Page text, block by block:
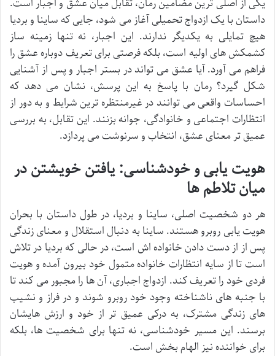
یکی از اصلی ترین مضامین رمان، تقابل میان عشق و اجبار است.
داستان با یک ازدواج تحمیلی آغاز می شود، جایی که ساینا و بردیا
هیچ تمایلی به یکدیگر ندارند. این اجبار، نه تنها زمینه ساز
کشمکش های اولیه است، بلکه فرصتی برای تعریف دوباره عشق را
فراهم می آورد. آیا عشق می تواند در بستر اجبار و پس از آشنایی
شکل گیرد؟ رمان با پاسخ به این پرسش، نشان می دهد که
احساسات واقعی می توانند در غیرمنتظره ترین شرایط و به دور از
انتظارات اجتماعی و خانوادگی، جوانه بزنند. این تقابل، به بررسی
عمیق تر معنای عشق، انتخاب و سرنوشت می پردازد.
هویت یابی و خودشناسی: یافتن خویشتن در
میان تلاطم ها
هر دو شخصیت اصلی، ساینا و بردیا، در طول داستان با بحران
هویت یابی روبرو هستند. ساینا به دنبال استقلال و معنای زندگی
پس از از دست دادن خانواده اش است، در حالی که بردیا در تلاش
است تا از سایه انتظارات خانواده متمول خود بیرون آمده و هویت
فردی خود را تعریف کند. ازدواج اجباری، آن ها را مجبور می کند تا
با جنبه های ناشناخته وجود خود روبرو شوند و در فراز و نشیب
های زندگی مشترک، به درکی عمیق تر از خود و ارزش هایشان
برسند. این مسیر خودشناسی، نه تنها برای شخصیت ها، بلکه
برای خواننده نیز الهام بخش است.